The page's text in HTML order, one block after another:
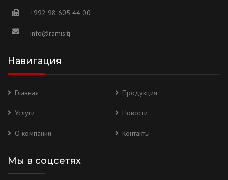
+992 98 605 44 00
info@ramis.tj
Навигация
Главная Продукция
Услуги Новости
О компании Контакты
Мы в соцсетях